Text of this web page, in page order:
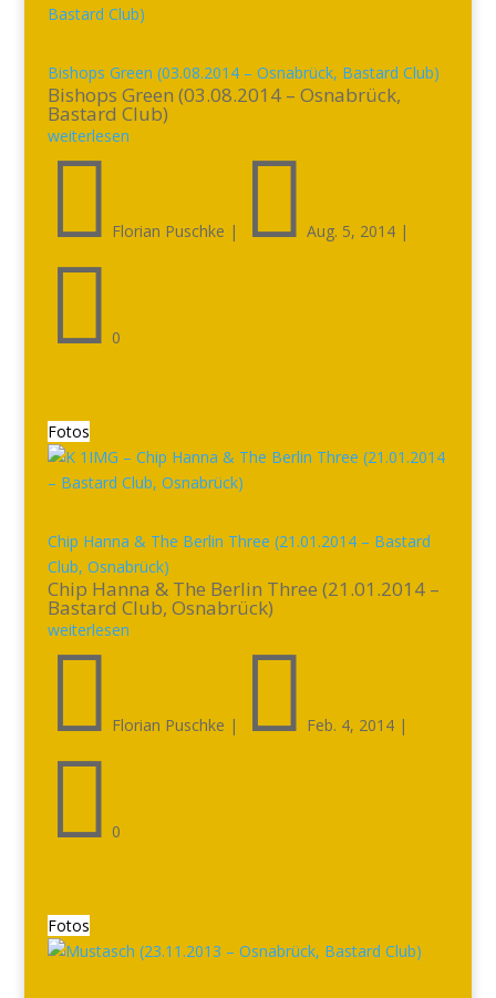
Bishops Green (03.08.2014 – Osnabrück, Bastard Club)
Bishops Green (03.08.2014 – Osnabrück,
Bastard Club)
weiterlesen
 Florian Puschke |  Aug. 5, 2014|
 0
Fotos
Chip Hanna & The Berlin Three (21.01.2014 – Bastard
Club, Osnabrück)
Chip Hanna & The Berlin Three (21.01.2014 –
Bastard Club, Osnabrück)
weiterlesen
 Florian Puschke |  Feb. 4, 2014|
 0
Fotos